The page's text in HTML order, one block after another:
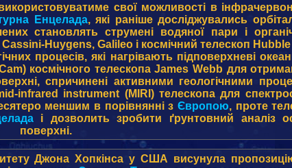
свої можливості в
Енцелада, які раніше досліджувались
становлять струмені водяної пари і
Cassini-Huygens, Galileo і космічний телескоп
процесів, які нагрівають підповерхневі
космічного телескопа James Webb для
спричинені активними геологічними
infrared instrument (MIRI) телескопа для
меншим в порівнянні з Європою, проте
і дозволить зробити ґрунтовний аналіз
поверхні.
Джона Хопкінса у США висунула